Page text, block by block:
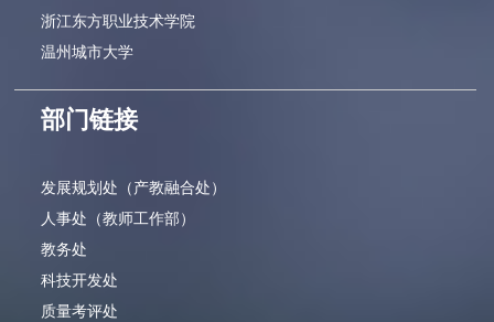
浙江东方职业技术学院
温州城市大学
部门链接
发展规划处（产教融合处）
人事处（教师工作部）
教务处
科技开发处
质量考评处